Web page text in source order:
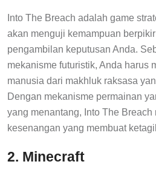
Into The Breach adalah game
akan menguji kemampuan
pengambilan keputusan Anda.
mekanisme futuristik, Anda harus
manusia dari makhluk raksasa
Dengan mekanisme permainan
yang menantang, Into The Breach
kesenangan yang membuat
2. Minecraft